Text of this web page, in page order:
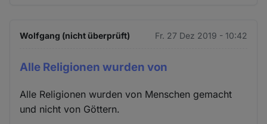
Wolfgang (nicht überprüft) Fr. 27 Dez 2019 - 10:42
Alle Religionen wurden von
Alle Religionen wurden von Menschen gemacht
und nicht von Göttern.